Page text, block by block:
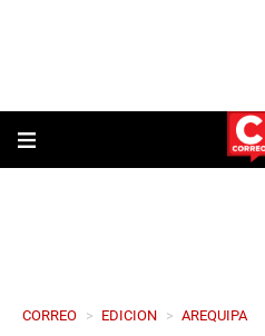
CORREO > EDICION > AREQUIPA